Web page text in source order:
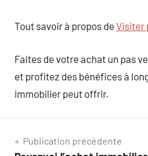
Tout savoir à propos de Visiter
Faites de votre achat un pas
et profitez des bénéfices à
immobilier peut offrir.
Navigation
Publication précédente